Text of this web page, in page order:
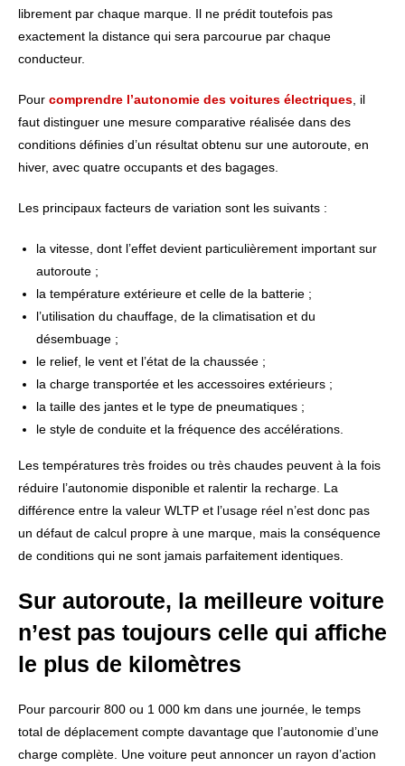
librement par chaque marque. Il ne prédit toutefois pas
exactement la distance qui sera parcourue par chaque
conducteur.
Pour comprendre l’autonomie des voitures électriques , il
faut distinguer une mesure comparative réalisée dans des
conditions définies d’un résultat obtenu sur une autoroute, en
hiver, avec quatre occupants et des bagages.
Les principaux facteurs de variation sont les suivants :
la vitesse, dont l’effet devient particulièrement important sur
autoroute ;
la température extérieure et celle de la batterie ;
l’utilisation du chauffage, de la climatisation et du
désembuage ;
le relief, le vent et l’état de la chaussée ;
la charge transportée et les accessoires extérieurs ;
la taille des jantes et le type de pneumatiques ;
le style de conduite et la fréquence des accélérations.
Les températures très froides ou très chaudes peuvent à la fois
réduire l’autonomie disponible et ralentir la recharge. La
différence entre la valeur WLTP et l’usage réel n’est donc pas
un défaut de calcul propre à une marque, mais la conséquence
de conditions qui ne sont jamais parfaitement identiques.
Sur autoroute, la meilleure voiture
n’est pas toujours celle qui affiche
le plus de kilomètres
Pour parcourir 800 ou 1 000 km dans une journée, le temps
total de déplacement compte davantage que l’autonomie d’une
charge complète. Une voiture peut annoncer un rayon d’action